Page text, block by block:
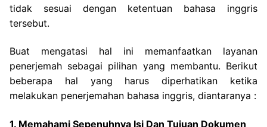
tidak sesuai dengan ketentuan bahasa inggris
tersebut.
Buat mengatasi hal ini memanfaatkan layanan
penerjemah sebagai pilihan yang membantu. Berikut
beberapa hal yang harus diperhatikan ketika
melakukan penerjemahan bahasa inggris, diantaranya :
1. Memahami Sepenuhnya Isi Dan Tujuan Dokumen